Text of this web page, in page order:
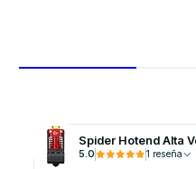
Spider Hotend Alta
5.0 1 reseña